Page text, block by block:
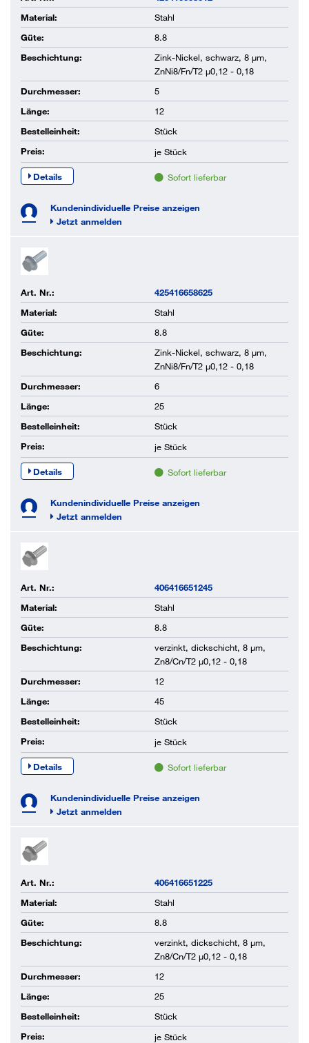
Material:
Stahl
Güte:
8.8
Beschichtung:
Zink-Nickel, schwarz, 8 µm,
ZnNi8/Fn/T2 µ0,12 - 0,18
Durchmesser:
5
Länge:
12
Bestelleinheit:
Stück
Preis:
je Stück
Details Sofort lieferbar
Kundenindividuelle Preise anzeigen
Jetzt anmelden
Art. Nr.:
425416658625
Material:
Stahl
Güte:
8.8
Beschichtung:
Zink-Nickel, schwarz, 8 µm,
ZnNi8/Fn/T2 µ0,12 - 0,18
Durchmesser:
6
Länge:
25
Bestelleinheit:
Stück
Preis:
je Stück
Details Sofort lieferbar
Kundenindividuelle Preise anzeigen
Jetzt anmelden
Art. Nr.:
406416651245
Material:
Stahl
Güte:
8.8
Beschichtung:
verzinkt, dickschicht, 8 µm,
Zn8/Cn/T2 µ0,12 - 0,18
Durchmesser:
12
Länge:
45
Bestelleinheit:
Stück
Preis:
je Stück
Details Sofort lieferbar
Kundenindividuelle Preise anzeigen
Jetzt anmelden
Art. Nr.:
406416651225
Material:
Stahl
Güte:
8.8
Beschichtung:
verzinkt, dickschicht, 8 µm,
Zn8/Cn/T2 µ0,12 - 0,18
Durchmesser:
12
Länge:
25
Bestelleinheit:
Stück
Preis:
je Stück